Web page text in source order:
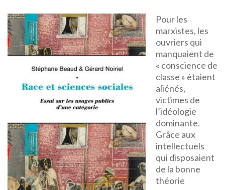
Pour les
marxistes, les
ouvriers qui
manquaient de
« conscience de
classe » étaient
aliénés,
victimes de
l’idéologie
dominante.
Grâce aux
intellectuels
qui disposaient
de la bonne
théorie